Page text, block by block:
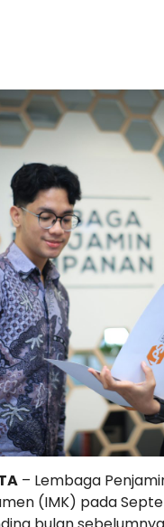
– Lembaga
(IMK) pada